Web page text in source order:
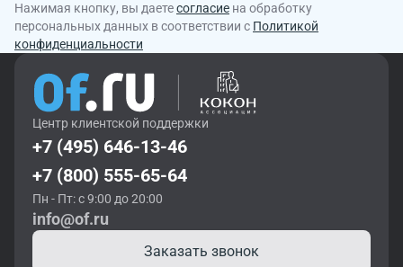
Нажимая кнопку, вы даетесогласие на обработку
персональных данных в соответствии с Политикой
конфиденциальности
Центр клиентской поддержки
+7 (495) 646-13-46
+7 (800) 555-65-64
Пн - Пт: с 9:00 до 20:00
info@of.ru
Заказать звонок